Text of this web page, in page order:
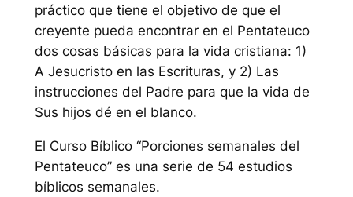
práctico que tiene el objetivo de que el
creyente pueda encontrar en el Pentateuco
dos cosas básicas para la vida cristiana: 1)
A Jesucristo en las Escrituras, y 2) Las
instrucciones del Padre para que la vida de
Sus hijos dé en el blanco.
El Curso Bíblico “Porciones semanales del
Pentateuco” es una serie de 54 estudios
bíblicos semanales.